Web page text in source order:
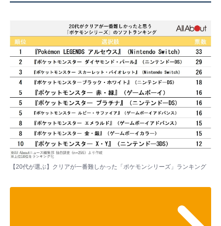
【20代が選ぶ】クリアが一番難しかった「ポケモンシリーズ」ランキング